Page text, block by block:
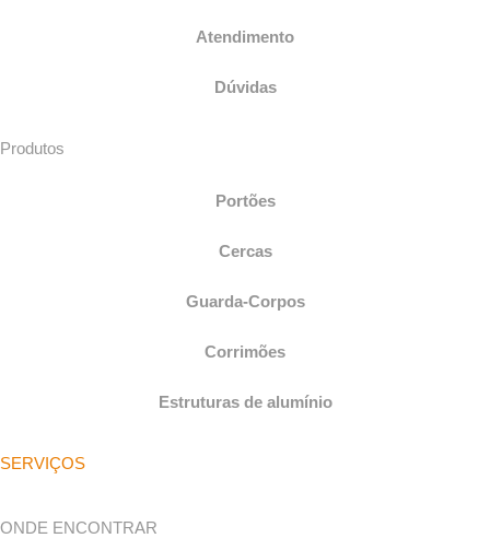
Atendimento
Dúvidas
Produtos
Portões
Cercas
Guarda-Corpos
Corrimões
Estruturas de alumínio
SERVIÇOS
ONDE ENCONTRAR